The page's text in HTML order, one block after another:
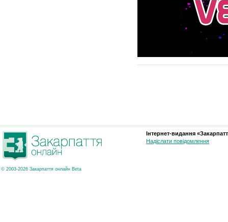
© 2003-2026 Закарпаття онлайн Beta
Інтернет-видання
Надіслати повідомлення